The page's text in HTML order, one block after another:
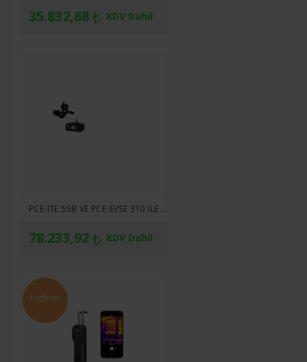
35.832,68 KDV Dahil
PCE-ITE 55B VE PCE-EVSE 310 ILE BIRLIKTE EVSE-KIT2 ÇOK FONKSIYONLU TESISAT TEST VE EVSE ÖLÇÜM CIHAZI
78.233,92 KDV Dahil
İndirim